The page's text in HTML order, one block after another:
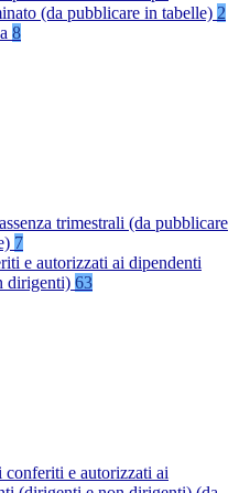
(da pubblicare in tabelle) 2
8
trimestrali (da pubblicare
7
e autorizzati ai dipendenti
dirigenti) 63
conferiti e autorizzati ai